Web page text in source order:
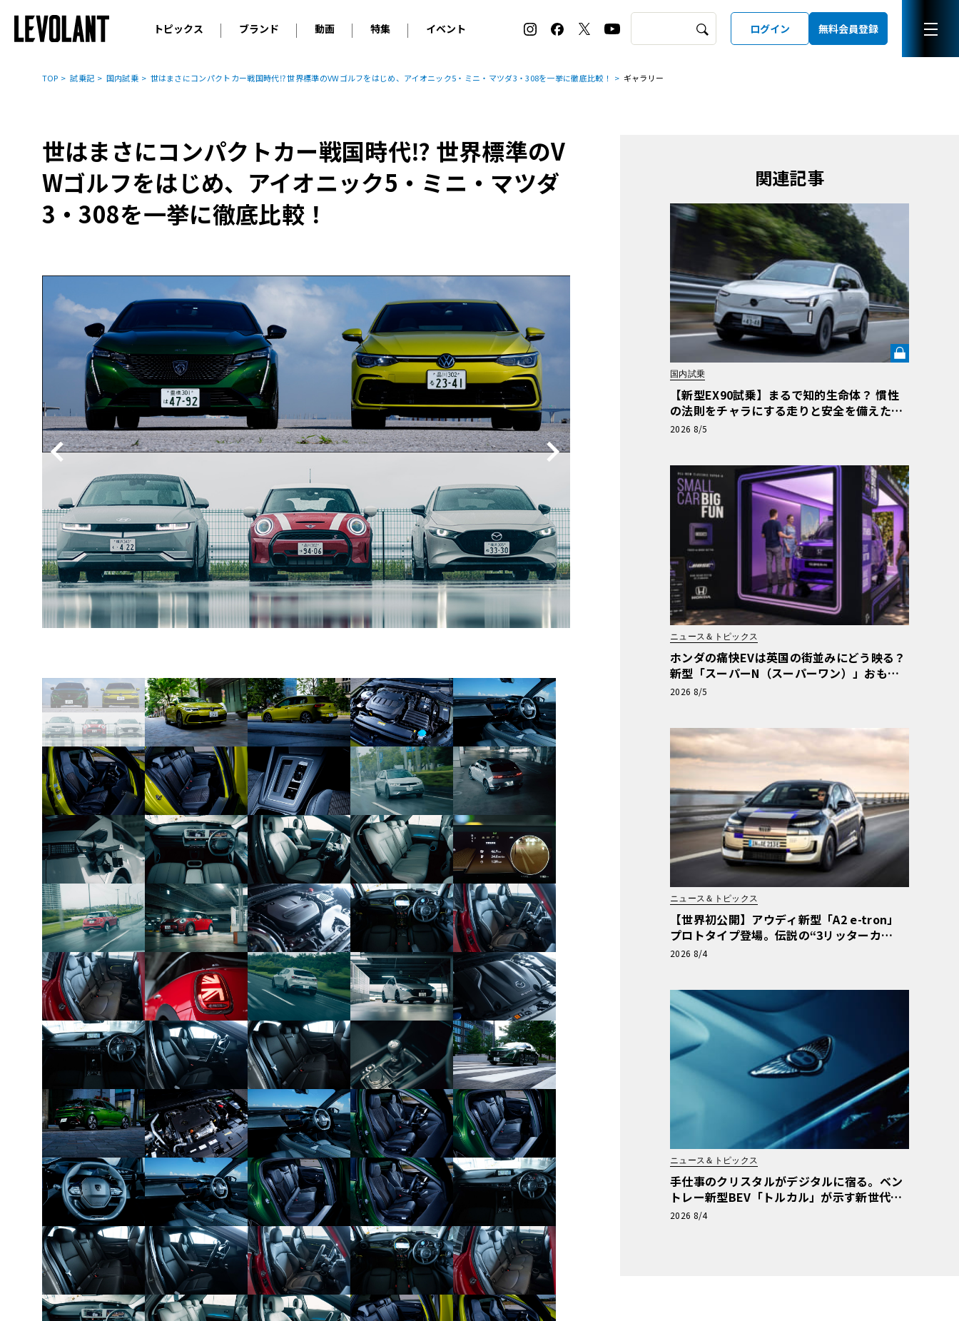
トピックス
ニュース
ブランド
輸入車 アウディ BMW
アルピナ
プジョー
ルノー
アバルト
アルファ・ロメオ
フェラーリ
フィアット
ランボルギーニ
マセラティ
アストン・マーティン
ベントレー
ボルボ
キャデラック
テスラ
ヒョンデ
BYD
国産車 トヨタ
日産
ホンダ
スバル
マツダ
三菱
ダイハツ
スズキ
その他
動画
オリジナル動画
特集
2026 サマータイヤ＆ホイール バイヤーズガイド
ホイールカタログ
タイヤ特集
イベント
ル・ボラン カーズ・ミート2026横浜
EV:LIFE KOBE 2025
ル・ボラン カーズ・ミート2025横浜
ログイン 無料会員登録
TOP 試乗記 国内試乗 世はまさにコンパクトカー戦国時代⁉ 世界標準のVWゴルフをはじめ、アイオニック5・ミニ・マツダ3・308を一挙に徹底比較！ ギャラリー
世はまさにコンパクトカー戦国時代⁉ 世界標準のV
Wゴルフをはじめ、アイオニック5・ミニ・マツダ
3・308を一挙に徹底比較！
関連記事
国内試乗
【新型EX90試乗】まるで知的生命体？ 慣性
の法則をチャラにする走りと安全を備えた、
ボルボ新旗艦EVの結論《LE VOLANT LAB》
2026 8/5
ニュース＆トピックス
ホンダの痛快EVは英国の街並みにどう映る？
新型「スーパーN（スーパーワン）」おもち
ゃ箱ツアーの全貌
2026 8/5
ニュース＆トピックス
【世界初公開】アウディ新型「A2 e-tron」
プロトタイプ登場。伝説の“3リッターカ
ー”が最高効率エントリーBEVとして復活
2026 8/4
ニュース＆トピックス
手仕事のクリスタルがデジタルに宿る。ベン
トレー新型BEV「トルカル」が示す新世代ラ
グジュアリー
2026 8/4